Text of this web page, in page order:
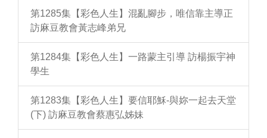
第1285集【彩色人生】混亂腳步，唯信靠主導正
訪麻豆教會黃志峰弟兄
第1284集【彩色人生】一路蒙主引導 訪楊振宇神
學生
第1283集【彩色人生】要信耶穌-與妳一起去天堂
(下) 訪麻豆教會蔡惠弘姊妹